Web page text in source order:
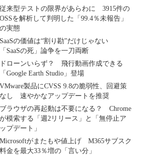
従来型テストの限界があらわに 3915件の
OSSを解析して判明した「99.4％未報告」
の実態
SaaSの価値は“割り勘”だけじゃない
「SaaSの死」論争を一刀両断
ドローンいらず？ 飛行動画作成できる
「Google Earth Studio」登場
VMware製品にCVSS 9.8の脆弱性、回避策
なし 速やかなアップデートを推奨
ブラウザの再起動は不要になる？ Chrome
が模索する「週2リリース」と「無停止ア
ップデート」
Microsoftがまたもや値上げ M365サブスク
料金を最大33％増の「言い分」